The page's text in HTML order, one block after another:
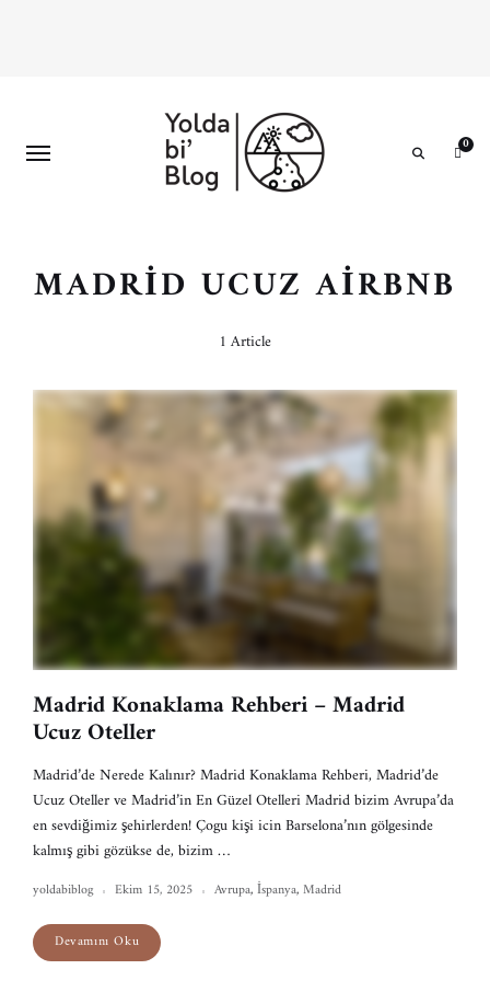
0
MADRID UCUZ AIRBNB
1 Article
Madrid Konaklama Rehberi – Madrid
Ucuz Oteller
Madrid’de Nerede Kalınır? Madrid Konaklama Rehberi, Madrid’de
Ucuz Oteller ve Madrid’in En Güzel Otelleri Madrid bizim Avrupa’da
en sevdiğimiz şehirlerden! Çogu kişi icin Barselona’nın gölgesinde
kalmış gibi gözükse de, bizim …
yoldabiblog Ekim 15, 2025 Avrupa,İspanya,Madrid
Devamını Oku